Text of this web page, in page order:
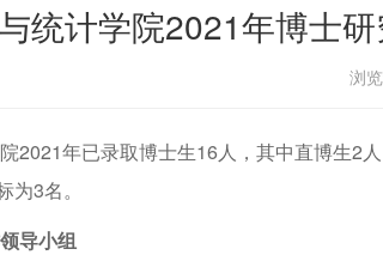
统计学院2021年博士
浏
2021年已录取博士生16人，其中直博生2
3名。
导小组